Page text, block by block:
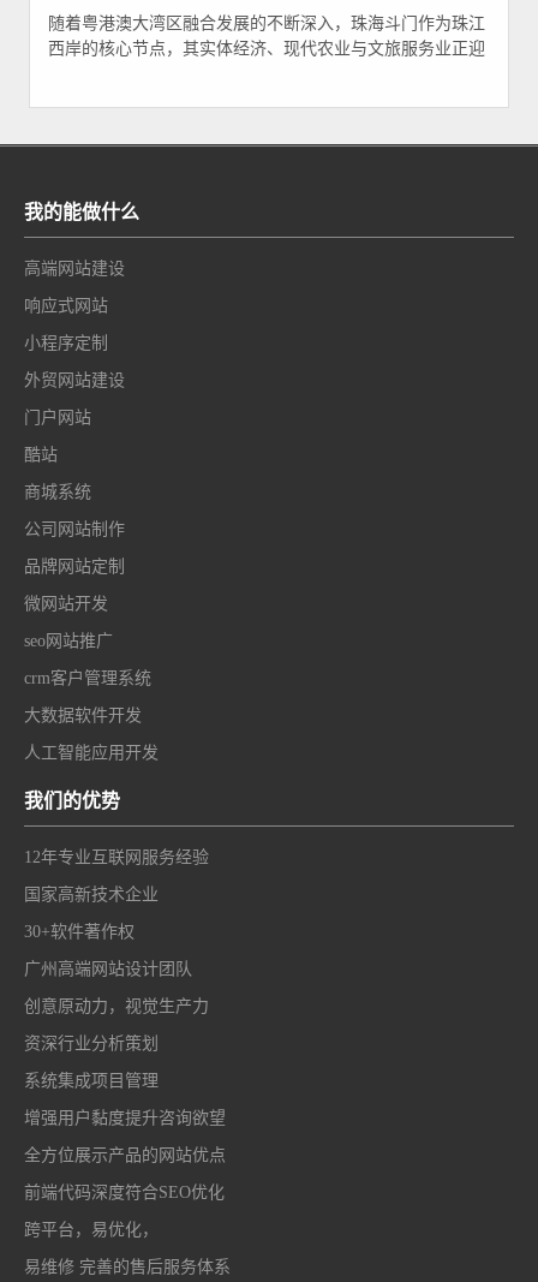
随着粤港澳大湾区融合发展的不断深入，珠海斗门作为珠江
西岸的核心节点，其实体经济、现代农业与文旅服务业正迎
公司简介堆砌的“电子画册”，而是承担着精准获客、
我的能做什么
高端网站建设
响应式网站
小程序定制
外贸网站建设
门户网站
酷站
商城系统
公司网站制作
品牌网站定制
微网站开发
seo网站推广
crm客户管理系统
大数据软件开发
人工智能应用开发
我们的优势
12年专业互联网服务经验
国家高新技术企业
30+软件著作权
广州高端网站设计团队
创意原动力，视觉生产力
资深行业分析策划
系统集成项目管理
增强用户黏度提升咨询欲望
全方位展示产品的网站优点
前端代码深度符合SEO优化
跨平台，易优化，
易维修 完善的售后服务体系